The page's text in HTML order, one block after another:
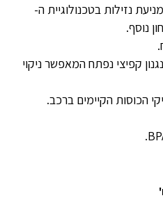
נזילות בטכנולוגיית ה-
קפיצי נפתח המאפשר ניקוי
הכוסות הקיימים ברכב.